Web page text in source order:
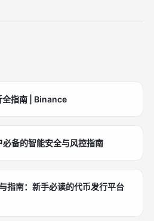
全指南 | Binance
备的智能安全与风控指南
指南：新手必读的代币发行平台